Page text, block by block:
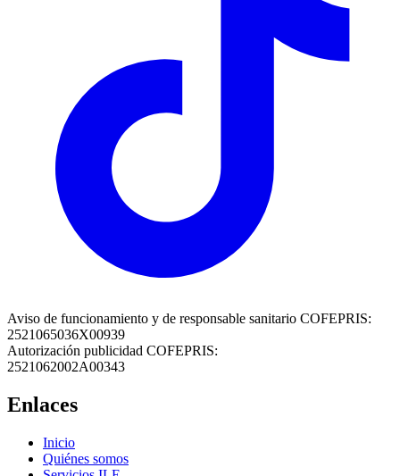
Aviso de funcionamiento y de responsable sanitario COFEPRIS:
2521065036X00939
Autorización publicidad COFEPRIS:
2521062002A00343
Enlaces
Inicio
Quiénes somos